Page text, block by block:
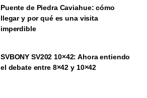
Puente de Piedra Caviahue: cómo
llegar y por qué es una visita
imperdible
SVBONY SV202 10×42: Ahora entiendo
el debate entre 8×42 y 10×42